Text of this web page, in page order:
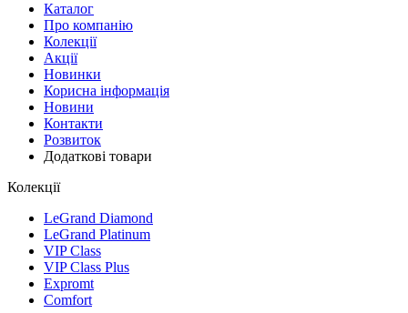
Каталог
Про компанію
Колекції
Акції
Новинки
Корисна інформація
Новини
Контакти
Розвиток
Додаткові товари
Колекції
LeGrand Diamond
LeGrand Platinum
VIP Class
VIP Class Plus
Expromt
Comfort